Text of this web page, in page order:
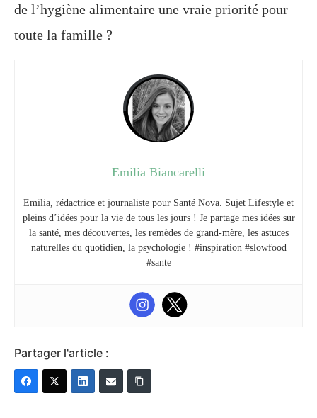
de l’hygiène alimentaire une vraie priorité pour
toute la famille ?
Emilia Biancarelli
Emilia, rédactrice et journaliste pour Santé Nova. Sujet Lifestyle et
pleins d’idées pour la vie de tous les jours ! Je partage mes idées sur
la santé, mes découvertes, les remèdes de grand-mère, les astuces
naturelles du quotidien, la psychologie ! #inspiration #slowfood
#sante
Partager l'article :